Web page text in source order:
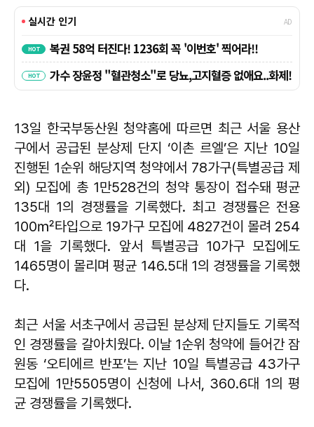
13일 한국부동산원 청약홈에 따르면 최근 서울 용산
구에서 공급된 분상제 단지 ‘이촌 르엘’은 지난 10일
진행된 1순위 해당지역 청약에서 78가구(특별공급 제
외) 모집에 총 1만528건의 청약 통장이 접수돼 평균
135대 1의 경쟁률을 기록했다. 최고 경쟁률은 전용
100㎡타입으로 19가구 모집에 4827건이 몰려 254
대 1을 기록했다. 앞서 특별공급 10가구 모집에도
1465명이 몰리며 평균 146.5대 1의 경쟁률을 기록했
다.
최근 서울 서초구에서 공급된 분상제 단지들도 기록적
인 경쟁률을 갈아치웠다. 이날 1순위 청약에 들어간 잠
원동 ‘오티에르 반포’는 지난 10일 특별공급 43가구
모집에 1만5505명이 신청에 나서, 360.6대 1의 평
균 경쟁률을 기록했다.